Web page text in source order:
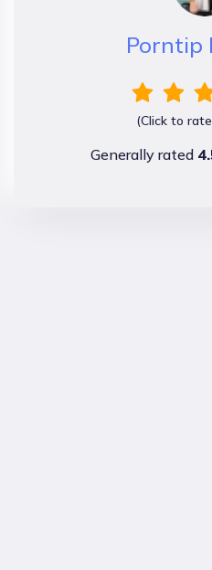
Porntip
(Click to
Generally rated